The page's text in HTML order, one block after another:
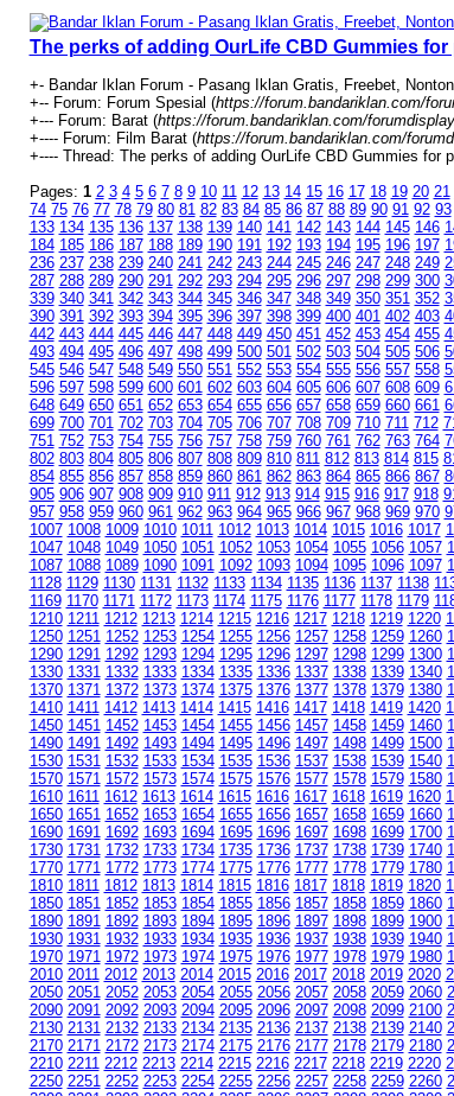
The perks of adding OurLife CBD Gummies for
+- Bandar Iklan Forum - Pasang Iklan Gratis, Freebet,
+-- Forum: Forum Spesial (https://forum.bandariklan.com/
+--- Forum: Barat (https://forum.bandariklan.com/
+---- Forum: Film Barat (https://forum.bandariklan.com/
+---- Thread: The perks of adding OurLife CBD Gummies for
Pages: 1 2 3 4 5 6 7 8 9 10 11 12 13 14 15 16 17 18 19 20 21
74 75 76 77 78 79 80 81 82 83 84 85 86 87 88 89 90 91 92 93
133 134 135 136 137 138 139 140 141 142 143 144 145 146
184 185 186 187 188 189 190 191 192 193 194 195 196 197
236 237 238 239 240 241 242 243 244 245 246 247 248 249
287 288 289 290 291 292 293 294 295 296 297 298 299 300
339 340 341 342 343 344 345 346 347 348 349 350 351 352
390 391 392 393 394 395 396 397 398 399 400 401 402 403
442 443 444 445 446 447 448 449 450 451 452 453 454 455
493 494 495 496 497 498 499 500 501 502 503 504 505 506
545 546 547 548 549 550 551 552 553 554 555 556 557 558
596 597 598 599 600 601 602 603 604 605 606 607 608 609
648 649 650 651 652 653 654 655 656 657 658 659 660 661
699 700 701 702 703 704 705 706 707 708 709 710 711 712
751 752 753 754 755 756 757 758 759 760 761 762 763 764
802 803 804 805 806 807 808 809 810 811 812 813 814 815
854 855 856 857 858 859 860 861 862 863 864 865 866 867
905 906 907 908 909 910 911 912 913 914 915 916 917 918
957 958 959 960 961 962 963 964 965 966 967 968 969 970
1007 1008 1009 1010 1011 1012 1013 1014 1015 1016 1017
1047 1048 1049 1050 1051 1052 1053 1054 1055 1056 1057
1087 1088 1089 1090 1091 1092 1093 1094 1095 1096 1097
1128 1129 1130 1131 1132 1133 1134 1135 1136 1137 1138
1169 1170 1171 1172 1173 1174 1175 1176 1177 1178 1179
1210 1211 1212 1213 1214 1215 1216 1217 1218 1219 1220
1250 1251 1252 1253 1254 1255 1256 1257 1258 1259 1260
1290 1291 1292 1293 1294 1295 1296 1297 1298 1299 1300
1330 1331 1332 1333 1334 1335 1336 1337 1338 1339 1340
1370 1371 1372 1373 1374 1375 1376 1377 1378 1379 1380
1410 1411 1412 1413 1414 1415 1416 1417 1418 1419 1420
1450 1451 1452 1453 1454 1455 1456 1457 1458 1459 1460
1490 1491 1492 1493 1494 1495 1496 1497 1498 1499 1500
1530 1531 1532 1533 1534 1535 1536 1537 1538 1539 1540
1570 1571 1572 1573 1574 1575 1576 1577 1578 1579 1580
1610 1611 1612 1613 1614 1615 1616 1617 1618 1619 1620
1650 1651 1652 1653 1654 1655 1656 1657 1658 1659 1660
1690 1691 1692 1693 1694 1695 1696 1697 1698 1699 1700
1730 1731 1732 1733 1734 1735 1736 1737 1738 1739 1740
1770 1771 1772 1773 1774 1775 1776 1777 1778 1779 1780
1810 1811 1812 1813 1814 1815 1816 1817 1818 1819 1820
1850 1851 1852 1853 1854 1855 1856 1857 1858 1859 1860
1890 1891 1892 1893 1894 1895 1896 1897 1898 1899 1900
1930 1931 1932 1933 1934 1935 1936 1937 1938 1939 1940
1970 1971 1972 1973 1974 1975 1976 1977 1978 1979 1980
2010 2011 2012 2013 2014 2015 2016 2017 2018 2019 2020
2050 2051 2052 2053 2054 2055 2056 2057 2058 2059 2060
2090 2091 2092 2093 2094 2095 2096 2097 2098 2099 2100
2130 2131 2132 2133 2134 2135 2136 2137 2138 2139 2140
2170 2171 2172 2173 2174 2175 2176 2177 2178 2179 2180
2210 2211 2212 2213 2214 2215 2216 2217 2218 2219 2220
2250 2251 2252 2253 2254 2255 2256 2257 2258 2259 2260